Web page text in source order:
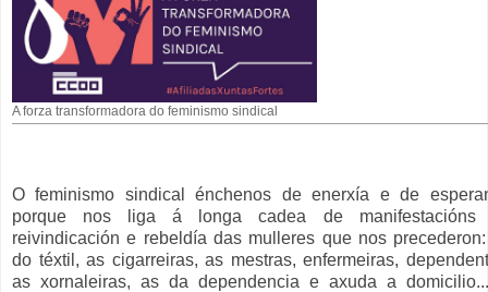
A forza transformadora do feminismo sindical
O feminismo sindical énchenos de enerxía e de
porque nos liga á longa cadea de manifestacións
reivindicación e rebeldía das mulleres que nos
do téxtil, as cigarreiras, as mestras, enfermeiras,
as xornaleiras, as da dependencia e axuda a